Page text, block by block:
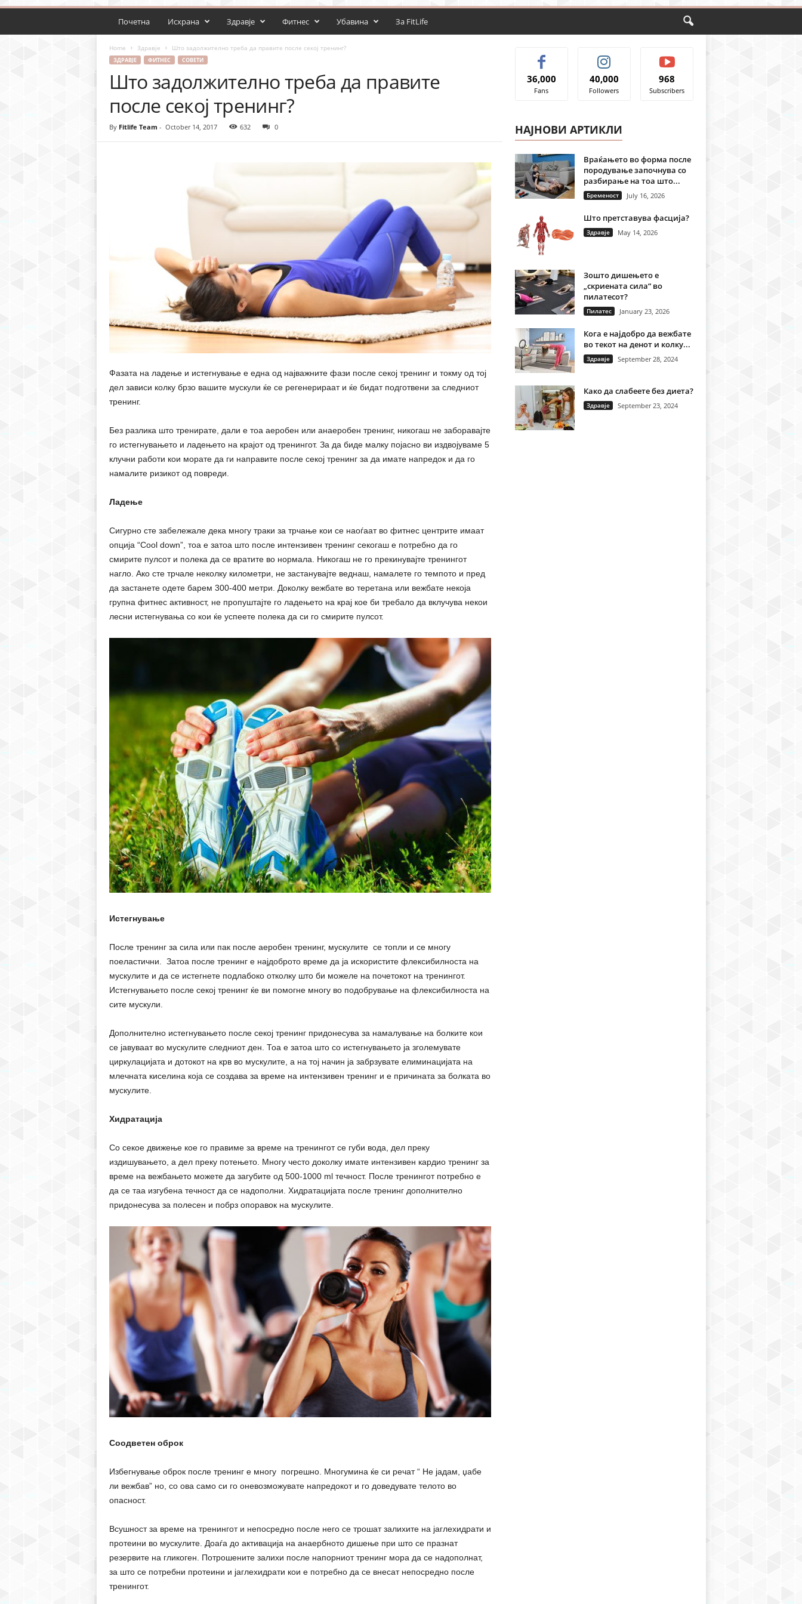
Почетна Исхрана Здравје Фитнес Убавина За FitLife
Home Здравје Што задолжително треба да правите после секој тренинг?
ЗДРАВЈЕ ФИТНЕС СОВЕТИ
Што задолжително треба да правите
после секој тренинг?
By Fitlife Team - October 14, 2017 632 0
Фазата на ладење и истегнување е една од најважните фази после секој тренинг и токму од тој
дел зависи колку брзо вашите мускули ќе се регенерираат и ќе бидат подготвени за следниот
тренинг.
Без разлика што тренирате, дали е тоа аеробен или анаеробен тренинг, никогаш не заборавајте
го истегнувањето и ладењето на крајот од тренингот. За да биде малку појасно ви издвојуваме 5
клучни работи кои морате да ги направите после секој тренинг за да имате напредок и да го
намалите ризикот од повреди.
Ладење
Сигурно сте забележале дека многу траки за трчање кои се наоѓаат во фитнес центрите имаат
опција “Cool down”, тоа е затоа што после интензивен тренинг секогаш е потребно да го
смирите пулсот и полека да се вратите во нормала. Никогаш не го прекинувајте тренингот
нагло. Ако сте трчале неколку километри, не застанувајте веднаш, намалете го темпото и пред
да застанете одете барем 300-400 метри. Доколку вежбате во теретана или вежбате некоја
групна фитнес активност, не пропуштајте го ладењето на крај кое би требало да вклучува некои
лесни истегнувања со кои ќе успеете полека да си го смирите пулсот.
Истегнување
После тренинг за сила или пак после аеробен тренинг, мускулите се топли и се многу
поеластични. Затоа после тренинг е најдоброто време да ја искористите флексибилноста на
мускулите и да се истегнете подлабоко отколку што би можеле на почетокот на тренингот.
Истегнувањето после секој тренинг ќе ви помогне многу во подобрување на флексибилноста на
сите мускули.
Дополнително истегнувањето после секој тренинг придонесува за намалување на болките кои
се јавуваат во мускулите следниот ден. Тоа е затоа што со истегнувањето ја зголемувате
циркулацијата и дотокот на крв во мускулите, а на тој начин ја забрзувате елиминацијата на
млечната киселина која се создава за време на интензивен тренинг и е причината за болката во
мускулите.
Хидратација
Со секое движење кое го правиме за време на тренингот се губи вода, дел преку
издишувањето, а дел преку потењето. Многу често доколку имате интензивен кардио тренинг за
време на вежбањето можете да загубите од 500-1000 ml течност. После тренингот потребно е
да се таа изгубена течност да се надополни. Хидратацијата после тренинг дополнително
придонесува за полесен и побрз опоравок на мускулите.
Соодветен оброк
Избегнување оброк после тренинг е многу погрешно. Многумина ќе си речат “ Не јадам, џабе
ли вежбав” но, со ова само си го оневозможувате напредокот и го доведувате телото во
опасност.
Всушност за време на тренингот и непосредно после него се трошат залихите на јаглехидрати и
протеини во мускулите. Доаѓа до активација на анаербното дишење при што се празнат
резервите на гликоген. Потрошените залихи после напорниот тренинг мора да се надополнат,
за што се потребни протеини и јаглехидрати кои е потребно да се внесат непосредно после
тренингот.
36,000
Fans
40,000
Followers
968
Subscribers
НАЈНОВИ АРТИКЛИ
Враќањето во форма после
породување започнува со
разбирање на тоа што...
Бременост July 16, 2026
Што претставува фасција?
Здравје May 14, 2026
Зошто дишењето е
„скриената сила“ во
пилатесот?
Пилатес January 23, 2026
Кога е најдобро да вежбате
во текот на денот и колку...
Здравје September 28, 2024
Како да слабеете без диета?
Здравје September 23, 2024